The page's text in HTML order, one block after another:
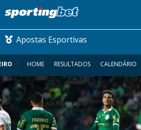
Apostas Esportivas
CONMEBOL LIBERTADORES
FUTEBOL NACIONAL
HOME RESULTADOS CALENDÁRIO